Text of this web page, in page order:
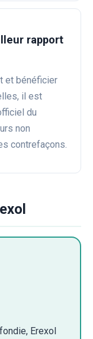
rapport
et bénéficier
il est
du
non
contrefaçons.
Erexol